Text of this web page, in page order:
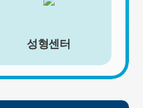
성형센터